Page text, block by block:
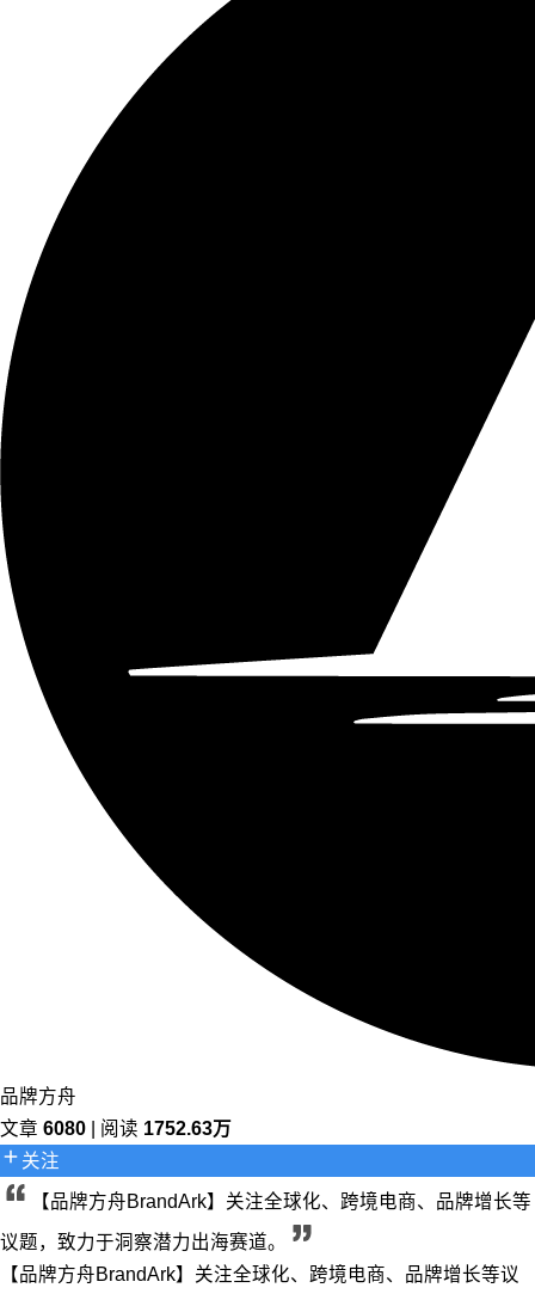
品牌方舟
文章 6080 | 阅读 1752.63万
关注
【品牌方舟BrandArk】关注全球化、跨境电商、品牌增长等
议题，致力于洞察潜力出海赛道。
【品牌方舟BrandArk】关注全球化、跨境电商、品牌增长等议